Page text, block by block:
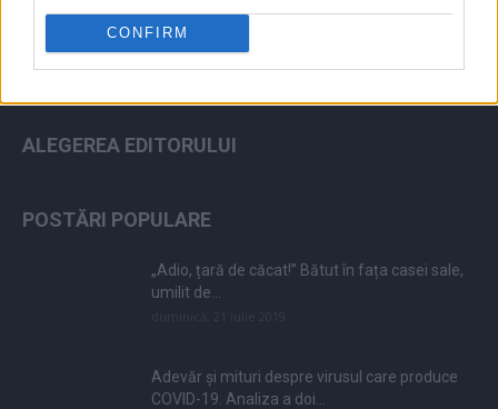
CONFIRM
ALEGEREA EDITORULUI
POSTĂRI POPULARE
„Adio, țară de căcat!” Bătut în fața casei sale,
umilit de...
Adevăr și mituri despre virusul care produce
COVID-19. Analiza a doi...